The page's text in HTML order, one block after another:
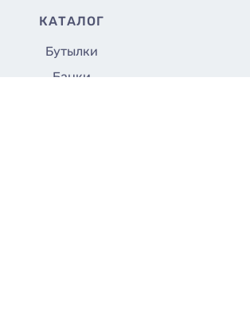
КАТАЛОГ
Бутылки
Банки